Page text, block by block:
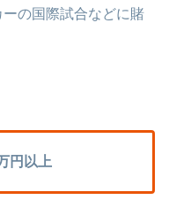
の国際試合などに賭
円以上